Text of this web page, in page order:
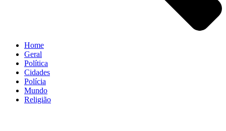
Home
Geral
Política
Cidades
Polícia
Mundo
Religião